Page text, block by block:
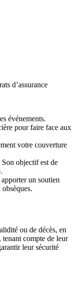
d’assurance
événements.
pour faire face aux
votre couverture
objectif est de
un soutien
ou de décès, en
tenant compte de leur
leur sécurité